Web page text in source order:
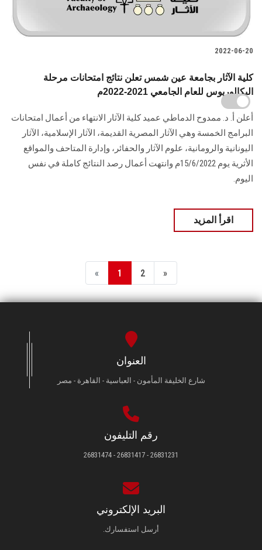
2022-06-20
كلية الآثار بجامعة عين شمس تعلن نتائج امتحانات مرحلة
البكالوريوس للعام الجامعي 2021-2022م
أعلن أ. د. ممدوح الدماطي عميد كلية الآثار الانتهاء من أعمال امتحانات
البرامج الخمسة وهي الآثار المصرية القديمة، الآثار الإسلامية، الآثار
اليونانية والرومانية، علوم الآثار والحفائر، وإدارة المتاحف والمواقع
الأثرية يوم 15/6/2022م وانتهت أعمال رصد النتائج كاملة في نفس
اليوم.
اقرأ المزيد
« 1 2 »
العنوان
شارع الخليفة المأمون - العباسية - القاهرة - مصر
رقم التليفون
26831231 - 26831417 - 26831474
البريد الإلكتروني
أرسل استفسارك.